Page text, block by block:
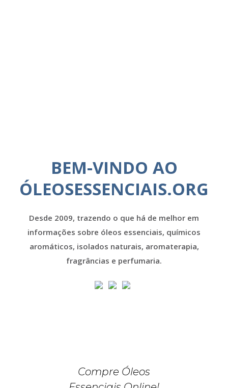
BEM-VINDO AO
ÓLEOSESSENCIAIS.ORG
Desde 2009, trazendo o que há de melhor em
informações sobre óleos essenciais, químicos
aromáticos, isolados naturais, aromaterapia,
fragrâncias e perfumaria.
Compre Óleos